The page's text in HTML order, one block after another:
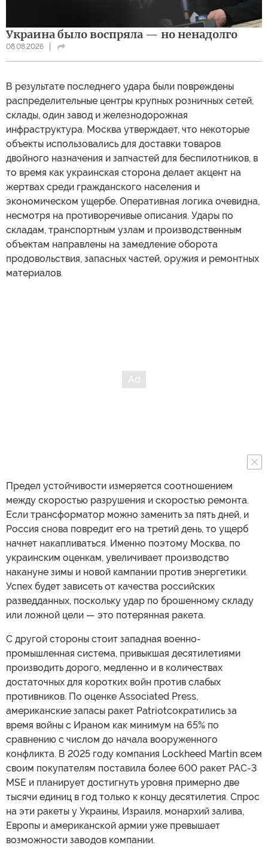
Украина было воспряла — но ненадолго
08.08.2026
В результате последнего удара были повреждены
распределительные центры крупных розничных сетей,
склады, один завод и железнодорожная
инфраструктура. Москва утверждает, что некоторые
объекты использовались для доставки товаров
двойного назначения и запчастей для беспилотников, в
то время как украинская сторона делает акцент на
жертвах среди гражданского населения и
экономическом ущербе. Оперативная логика очевидна,
несмотря на противоречивые описания. Удары по
складам, транспортным узлам и производственным
объектам направлены на замедление оборота
продовольствия, запасных частей, оружия и ремонтных
материалов.
Предел устойчивости измеряется соотношением
между скоростью разрушения и скоростью ремонта.
Если трансформатор можно заменить за пять дней, и
Россия снова повредит его на третий день, то ущерб
начнет накапливаться. Именно поэтому Москва, по
украинским оценкам, увеличивает производство
накануне зимы и новой кампании против энергетики.
Успех будет зависеть от качества российских
разведданных, поскольку удар по брошенному складу
или ложной цели — это потерянная ракета.
С другой стороны стоит западная военно-
промышленная система, привыкшая десятилетиями
производить дорого, медленно и в количествах
достаточных для коротких войн против слабых
противников. По оценке Associated Press,
американские запасы ракет Patriotсократились за
время войны с Ираном как минимум на 65% по
сравнению с числом до начала вооруженного
конфликта. В 2025 году компания Lockheed Martin всем
своим покупателям поставила более 600 ракет PAC-3
MSE и планирует достигнуть уровня примерно две
тысячи единиц в год только к концу десятилетия. Спрос
на эти ракеты у Украины, Израиля, монархий залива,
Европы и американской армии уже превышает
возможности заводов компании.